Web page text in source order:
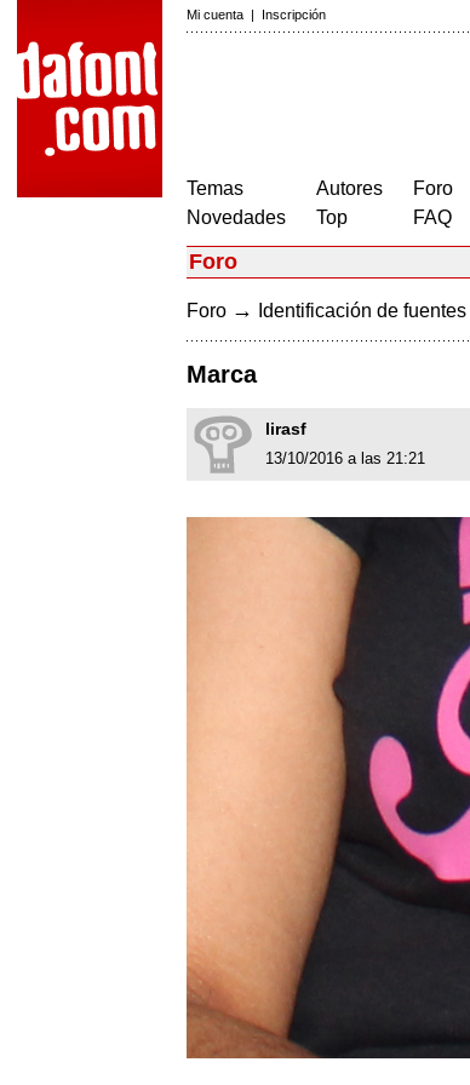
Mi cuenta | Inscripción
Temas
Novedades
Autores
Top
Foro
FAQ
Foro
Foro → Identificación de fuentes
Marca
lirasf
13/10/2016 a las 21:21